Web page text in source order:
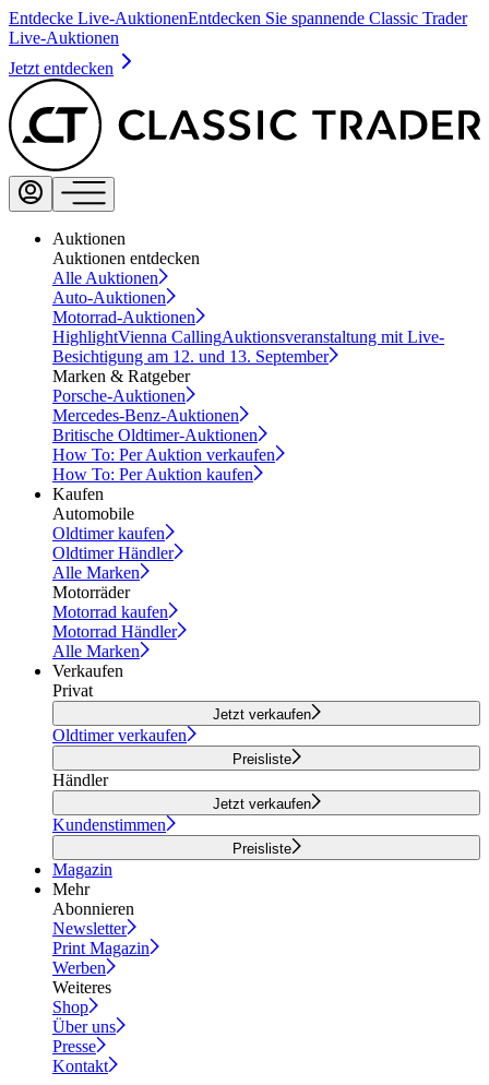
Entdecke Live-AuktionenEntdecken Sie spannende Classic Trader
Live-Auktionen
Jetzt entdecken
Auktionen
Auktionen entdecken
Alle Auktionen
Auto-Auktionen
Motorrad-Auktionen
HighlightVienna CallingAuktionsveranstaltung mit Live-
Besichtigung am 12. und 13. September
Marken & Ratgeber
Porsche-Auktionen
Mercedes-Benz-Auktionen
Britische Oldtimer-Auktionen
How To: Per Auktion verkaufen
How To: Per Auktion kaufen
Kaufen
Automobile
Oldtimer kaufen
Oldtimer Händler
Alle Marken
Motorräder
Motorrad kaufen
Motorrad Händler
Alle Marken
Verkaufen
Privat
Jetzt verkaufen
Oldtimer verkaufen
Preisliste
Händler
Jetzt verkaufen
Kundenstimmen
Preisliste
Magazin
Mehr
Abonnieren
Newsletter
Print Magazin
Werben
Weiteres
Shop
Über uns
Presse
Kontakt